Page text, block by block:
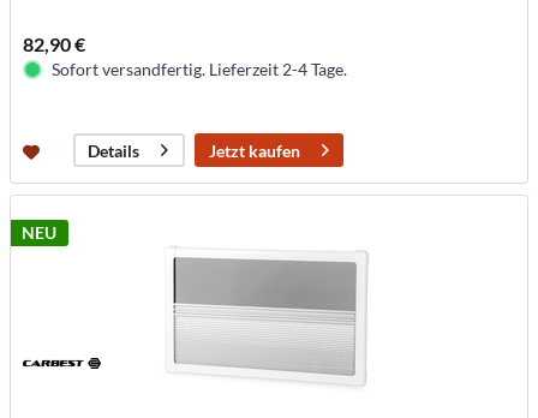
82,90 €
Sofort versandfertig. Lieferzeit 2-4 Tage.
Details Jetzt kaufen
NEU